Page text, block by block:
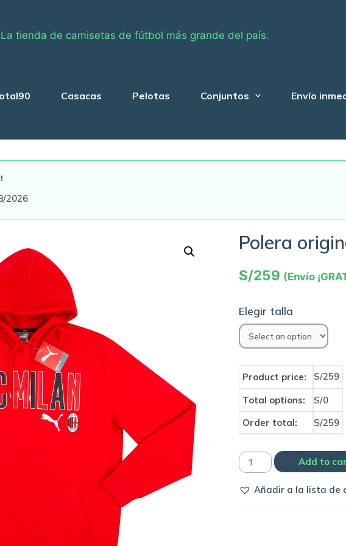
La tienda de camisetas de fútbol más grande del país.
Casacas Pelotas Conjuntos Envío
2026
Polera
S/259 (Envío
Elegir talla
Product price: S/259
Total options:
S/0
Order total:
S/259
Polera
AC
Add to
Añadir a la lista de